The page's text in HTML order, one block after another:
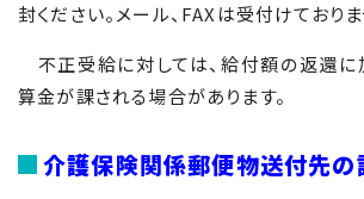
封ください。メール、FAXは受付けておりま
不正受給に対しては、給付額の返還に
算金が課される場合があります。
介護保険関係郵便物送付先の